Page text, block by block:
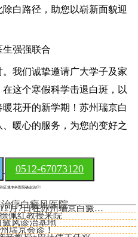
白路径，助您以崭新面貌迎
强强联合
我们诚挚邀请广大学子及家
这个寒假科学击退白斑，以
花开的新学期！苏州瑞京白
暖心的服务，为您的变好之
0512-67073120
正规专科医院确诊治疗!
疗白癜风医院 苏州大学周珏伟医生于即日起至12月7日在苏州瑞京白癜风医院开
佩红教授来院
风诊治基地
瑞京会诊！